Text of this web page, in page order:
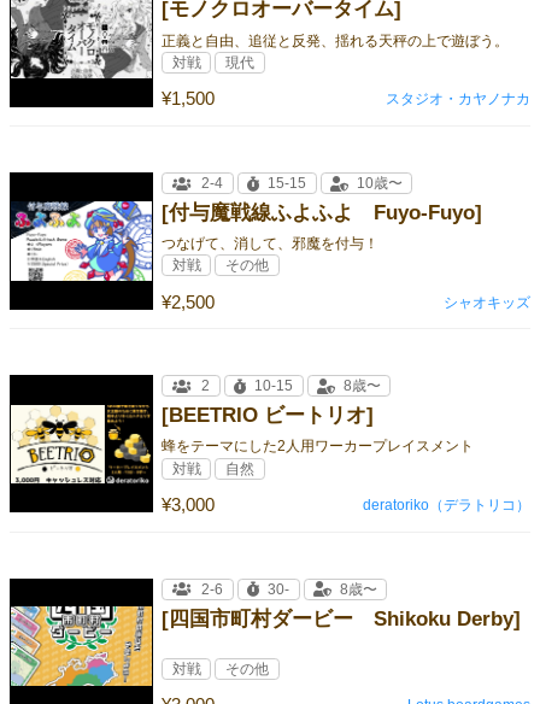
[モノクロオーバータイム]
正義と自由、追従と反発、揺れる天秤の上で遊ぼう。
¥1,500
対戦 現代
スタジオ・カヤノナカ
[付与魔戦線ふよふよ Fuyo-Fuyo]
つなげて、消して、邪魔を付与！
¥2,500
2-4 15-15 10歳〜
対戦 その他
シャオキッズ
[BEETRIO ビートリオ]
蜂をテーマにした2人用ワーカープレイスメント
¥3,000
2 10-15 8歳〜
対戦 自然
deratoriko（デラトリコ）
[四国市町村ダービー Shikoku Derby]
2-6 30- 8歳〜
対戦 その他